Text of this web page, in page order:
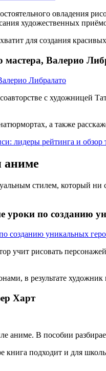
овладения
художественных
для создания
Валерио
с художницей
а также
лидеры рейтинга и обзор
аниме
стилем, который ни
уроки по созданию
учит рисовать
в результате художник
Харт
аниме. В пособии
книга подходит и для